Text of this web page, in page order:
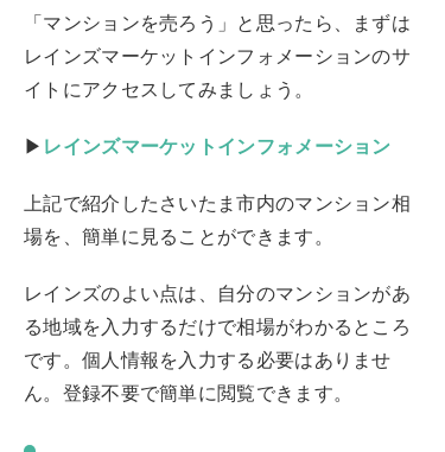
「マンションを売ろう」と思ったら、まずは
レインズマーケットインフォメーションのサ
イトにアクセスしてみましょう。
▶ レインズマーケットインフォメーション
上記で紹介したさいたま市内のマンション相
場を、簡単に見ることができます。
レインズのよい点は、自分のマンションがあ
る地域を入力するだけで相場がわかるところ
です。個人情報を入力する必要はありませ
ん。登録不要で簡単に閲覧できます。